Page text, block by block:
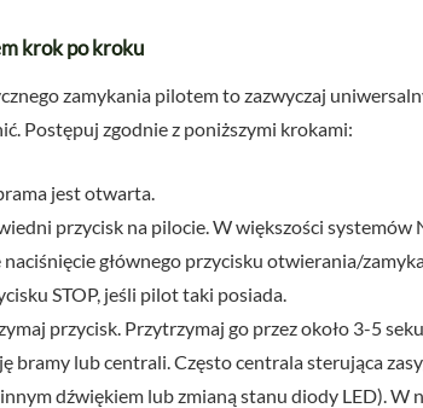
krok po kroku
zamykania pilotem to zazwyczaj
Postępuj zgodnie z poniższymi krokami:
jest otwarta.
przycisk na pilocie. W większości systemów
naciśnięcie głównego przycisku otwierania/
STOP, jeśli pilot taki posiada.
przycisk. Przytrzymaj go przez około 3-5
bramy lub centrali. Często centrala sterująca
dźwiękiem lub zmianą stanu diody LED).